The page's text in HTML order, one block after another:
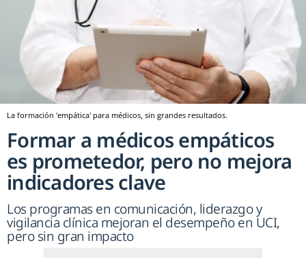
La formación 'empática' para médicos, sin grandes resultados.
Formar a médicos empáticos
es prometedor, pero no mejora
indicadores clave
Los programas en comunicación, liderazgo y
vigilancia clínica mejoran el desempeño en UCI,
pero sin gran impacto